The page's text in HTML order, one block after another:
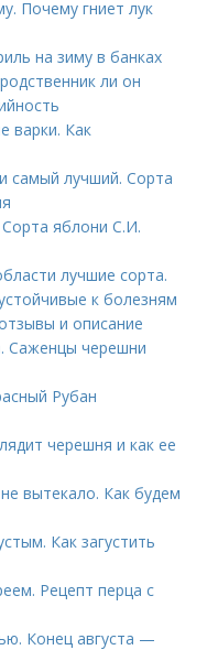
Почему гниет лук
на зиму в банках
ли он
варки. Как
самый лучший. Сорта
яблони С.И.
лучшие сорта.
к болезням
и описание
Саженцы черешни
Рубан
черешня и как ее
вытекало. Как будем
Как загустить
Рецепт перца с
Конец августа —